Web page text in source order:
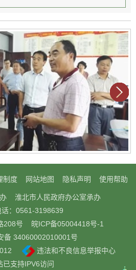
制度 网站地图 隐私声明 使用帮助
淮北市人民政府办公室承办
话：0561-3198639
208号
皖ICP备05004418号-1
备 34060002010001号
违法和不良信息举报中心
已支持IPV6访问